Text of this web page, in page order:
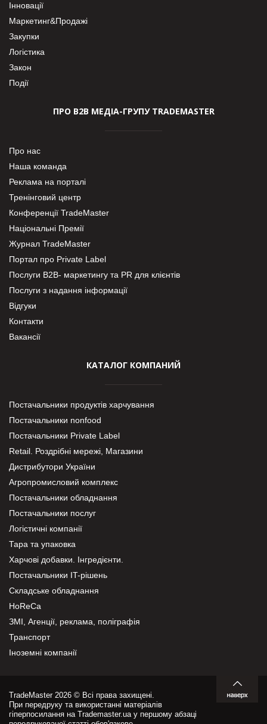
Інновації
Маркетинг&Продажі
Закупки
Логістика
Закон
Події
ПРО В2В МЕДІА-ГРУПУ TRADEMASTER
Про нас
Наша команда
Реклама на порталі
Тренінговий центр
Конференції TradeMaster
Національні Премії
Журнал TradeMaster
Портал про Private Label
Послуги В2В- маркетингу та PR для клієнтів
Послуги з надання інформації
Відгуки
Контакти
Вакансії
КАТАЛОГ КОМПАНИЙ
Постачальники продуктів харчування
Постачальники nonfood
Постачальники Private Label
Retail. Роздрібні мережі, Магазини
Дистрибутори України
Агропромисловий комплекс
Постачальники обладнання
Постачальники послуг
Логістичні компанії
Тара та упаковка
Харчові добавки. Інгредієнти.
Постачальники IT-рішень
Складське обладнання
HoReCa
ЗМІ, Агенції, реклама, поліграфія
Транспорт
Іноземні компанії
TradeMaster 2026 © Всі права захищені.
При передруку та використанні матеріалів
гіперпосилання на Trademaster.ua у першому абзаці